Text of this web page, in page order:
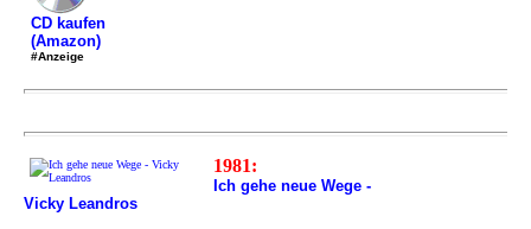
CD kaufen
(Amazon)
#Anzeige
1981:
Ich gehe neue Wege -
Vicky Leandros